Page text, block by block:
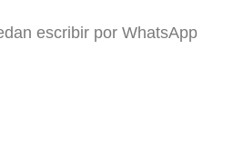
escribir por WhatsApp